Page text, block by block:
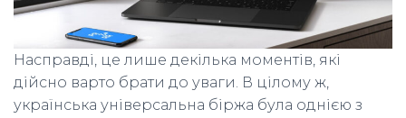
Насправді, це лише декілька моментів, які
дійсно варто брати до уваги. В цілому ж,
українська універсальна біржа була однією з